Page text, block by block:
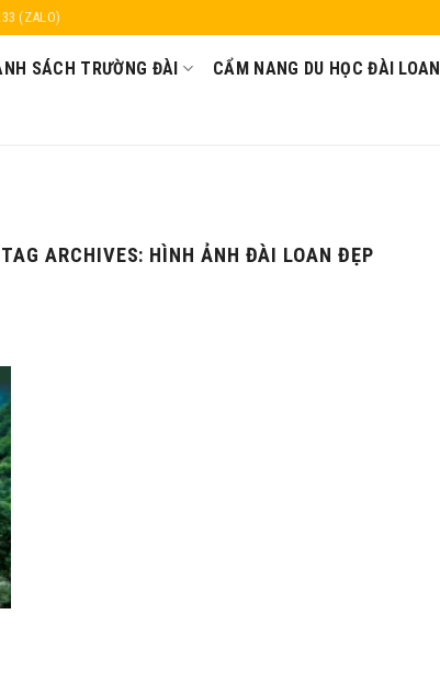
(ZALO)
SÁCH TRƯỜNG ĐÀI CẨM NANG DU HỌC ĐÀI LOAN
TAG ARCHIVES: HÌNH ẢNH ĐÀI LOAN ĐẸP